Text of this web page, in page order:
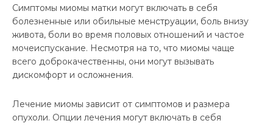
Симптомы миомы матки могут включать в себя
болезненные или обильные менструации, боль внизу
живота, боли во время половых отношений и частое
мочеиспускание. Несмотря на то, что миомы чаще
всего доброкачественны, они могут вызывать
дискомфорт и осложнения.
Лечение миомы зависит от симптомов и размера
опухоли. Опции лечения могут включать в себя